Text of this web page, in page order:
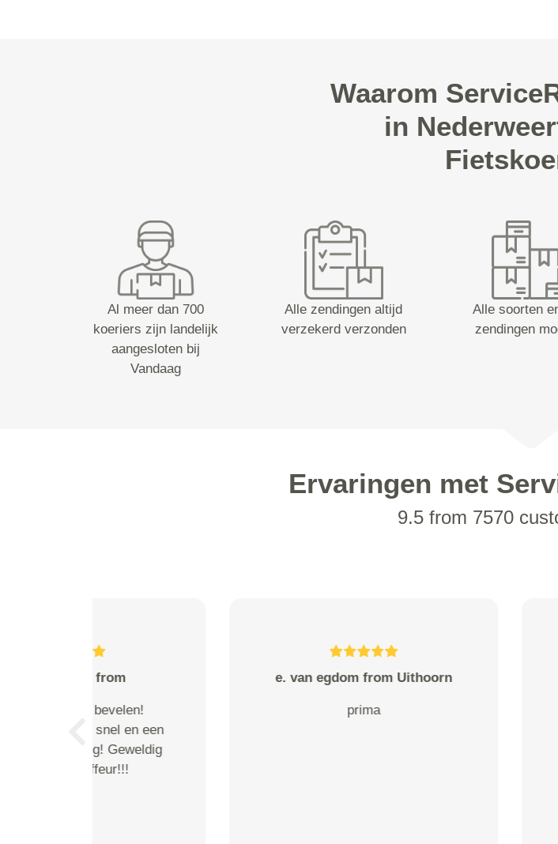
Waarom
in
Al meer dan 700
koeriers zijn landelijk
aangesloten bij
Vandaag
Alle zendingen altijd
verzekerd verzonden
Alle soorten
zendingen
Ervaringen met
9.5 from 7570
de Natris from Valkenswaard P Broers
Aangezien de
afgesproken tijd er